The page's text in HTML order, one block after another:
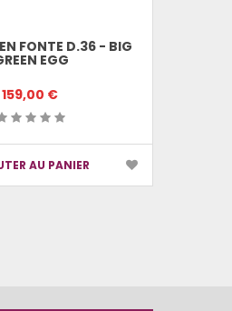
FONTE D.36 - BIG
EGG
159,00 €
AU PANIER